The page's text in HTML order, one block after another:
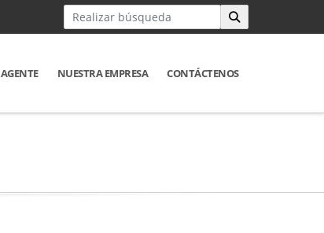
AGENTE NUESTRA EMPRESA CONTÁCTENOS